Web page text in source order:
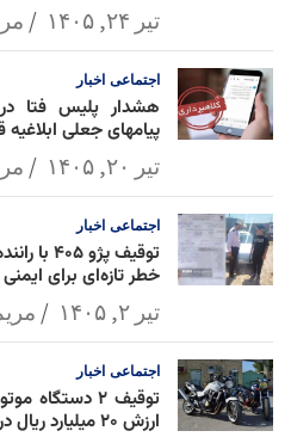
تیر ۲۴, ۱۴۰۵
اجتماعی اخبار
هشدار پلیس فتا
پیامهای جعلی ابلاغیه
تیر ۲۰, ۱۴۰۵
اجتماعی اخبار
خطر تازه‌ای برای
تیر ۲, ۱۴۰۵
اجتماعی اخبار
توقیف ۲
ارزش ۲۰ میلیارد ریال در کشف جدید پلیس